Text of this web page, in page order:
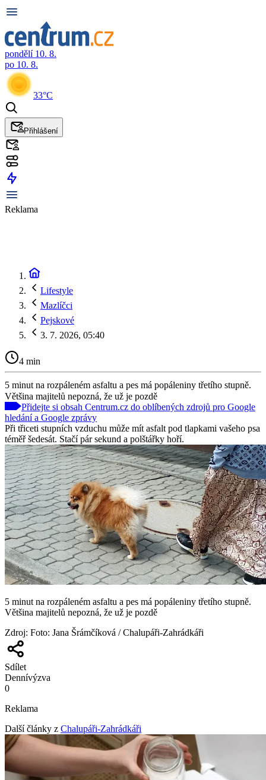
pondělí 10. 8.
po 10. 8.
33°C
Přihlášení
Reklama
Lifestyle
Mazlíčci
Pejskové
3. 7. 2026, 05:40
4 min
5 minut na rozpáleném asfaltu a pes má popáleniny třetího stupně.
Většina majitelů nepozná, že už je pozdě
Přidejte si obsah Centrum.cz do oblíbených zdrojů pro Google
hledání a Google zprávy
Při třiceti stupních vzduchu může mít asfalt pod tlapkami vašeho psa
téměř šedesát. Stačí pár sekund a polštářky hoří.
5 minut na rozpáleném asfaltu a pes má popáleniny třetího stupně.
Většina majitelů nepozná, že už je pozdě
Zdroj: Foto: Jana Šrámčíková / Chalupáři-Zahrádkáři
Sdílet
Dennívýzva
0
Reklama
Další články z Chalupáři-Zahrádkáři